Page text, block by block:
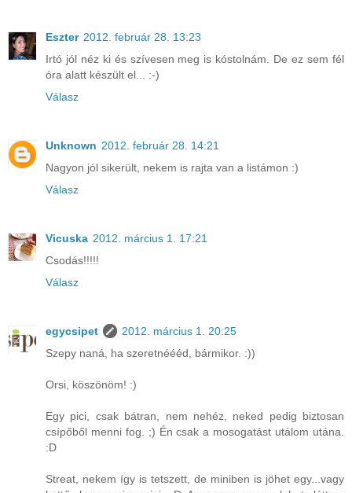
Eszter 2012. február 28. 13:23
Irtó jól néz ki és szívesen meg is kóstolnám. De ez sem fél
óra alatt készült el... :-)
Válasz
Unknown 2012. február 28. 14:21
Nagyon jól sikerült, nekem is rajta van a listámon :)
Válasz
Vicuska 2012. március 1. 17:21
Csodás!!!!!
Válasz
egycsipet
2012. március 1. 20:25
Szepy naná, ha szeretnéééd, bármikor. :))
Orsi, köszönöm! :)
Egy pici, csak bátran, nem nehéz, neked pedig biztosan
csípőből menni fog. ;) Én csak a mosogatást utálom utána.
:D
Streat, nekem így is tetszett, de miniben is jöhet egy...vagy